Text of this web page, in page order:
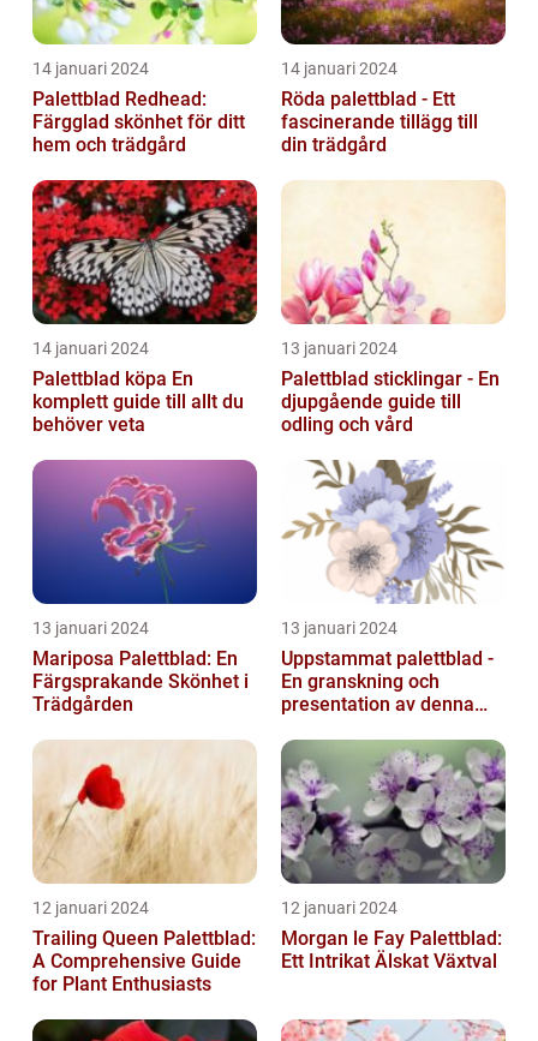
14 januari 2024
Palettblad Redhead:
Färgglad skönhet för ditt
hem och trädgård
14 januari 2024
Röda palettblad - Ett
fascinerande tillägg till
din trädgård
14 januari 2024
Palettblad köpa En
komplett guide till allt du
behöver veta
13 januari 2024
Palettblad sticklingar - En
djupgående guide till
odling och vård
13 januari 2024
Mariposa Palettblad: En
Färgsprakande Skönhet i
Trädgården
13 januari 2024
Uppstammat palettblad -
En granskning och
presentation av denna
12 januari 2024
Trailing Queen Palettblad:
A Comprehensive Guide
for Plant Enthusiasts
12 januari 2024
Morgan le Fay Palettblad:
Ett Intrikat Älskat Växtval